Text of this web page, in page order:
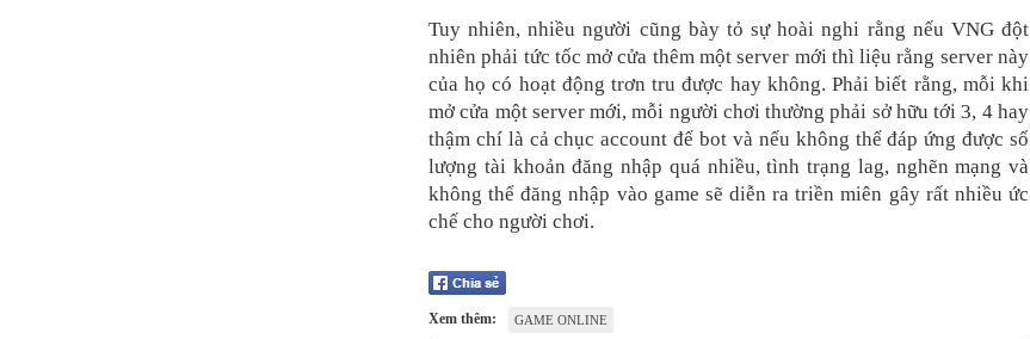
Tuy nhiên, nhiều người cũng bày tỏ sự hoài nghi rằng nếu VNG đột
nhiên phải tức tốc mở cửa thêm một server mới thì liệu rằng server này
của họ có hoạt động trơn tru được hay không. Phải biết rằng, mỗi khi
mở cửa một server mới, mỗi người chơi thường phải sở hữu tới 3, 4 hay
thậm chí là cả chục account để bot và nếu không thể đáp ứng được số
lượng tài khoản đăng nhập quá nhiều, tình trạng lag, nghẽn mạng và
không thể đăng nhập vào game sẽ diễn ra triền miên gây rất nhiều ức
chế cho người chơi.
Xem thêm: GAME ONLINE